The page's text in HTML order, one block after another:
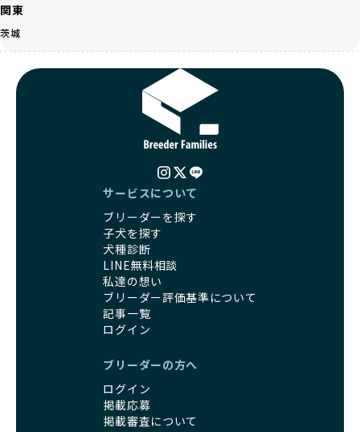
BreederFamiliesは、ペット業界が抱える命の大量生産・大
量販売、負担の大きい流通構造、劣悪な飼育環境といった課
題に真摯に向き合っています。優良ブリーダーとの直接取引
を促進することで、無駄な命の消費を減らし、命を大切にす
る社会の実現を目指しています。
さらに、売上の一部を保護団体や保護団体を支援する公益法
人へ寄付しています。多くのペット販売業者が、動物福祉へ
の取り組みが不十分であることを理由に寄付を断られる中、
ます。この活動により、保護が必要なワンちゃんの救済や保
護活動の支援にも貢献しています。
でなく、すべてのワンちゃんに優しい未来を創るための大き
な一歩です。ユーザーの皆さんがBreederFamiliesを通じて
子犬をお迎えすることで、こうした社会貢献活動を間接的に
支えることができます。
BreederFamiliesに登録されているブリーダーは、子犬が心
身ともに健康に育つための環境づくりに全力を注いでいま
遺伝的なリスクを最小限に抑えた繁殖計画、栄養バランスが
考えられた食事、子犬がのびのびと動ける適度な運動環境、
さらに獣医師と連携した健康管理まで徹底しています。
その結果、BreederFamiliesを通じてお迎えする子犬は、元
気で健康なスタートを切れることが大きな魅力です。
を軽視しがちです。
「ペットショップ等を使わない」の詳細はこちら
近年、「小さくて可愛い」「珍しい毛色」という見た目の特
徴が人気を集め、高値で取引されることが多くなっていま
す。しかし、こうした特徴には健康リスクが伴う場合が少な
くありません。極小サイズは骨や心臓に負担がかかりやす
く、レアカラーには遺伝疾患のリスクが高まることがありま
営利優先ブリーダーは、このような流行や需要に応じて無理
な繁殖を行いがちです。小柄な母犬を繁殖に多用して体に負
担をかけたり、子犬を小さく見せるために食事を減らすな
ど、健康を犠牲にした管理がされることもあります。このよ
うな方法では、ワンちゃんの免疫力や体力が低下し、飼い主
にとっても将来的な医療費やケアの負担が増える恐れがあり
優良ブリーダーは、こうした流行に流されず、ワンちゃんの
健康を最優先に考えています。特に小さいワンちゃんやレア
カラーの子犬を販売する場合は、健康リスクを十分に理解
し、飼い主にそのリスクについて丁寧に説明しています。食
ワンちゃんの健康を第一にした繁殖を心がけています。
「見た目以上に健康重視」の詳細はこちら
引退犬とは、繁殖期を終えたワンちゃんたちのことを指しま
関東
茨城
サービスについて
ブリーダーを探す
子犬を探す
犬種診断
LINE無料相談
私達の想い
ブリーダー評価基準について
記事一覧
ログイン
ブリーダーの方へ
ログイン
掲載応募
掲載審査について